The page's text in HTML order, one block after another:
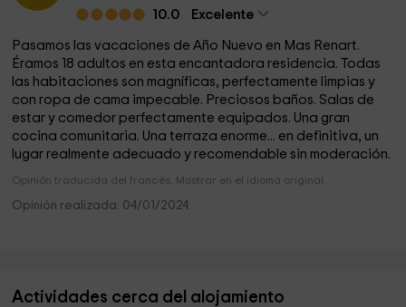
10.0
Excelente
Pasamos las vacaciones de Año Nuevo en Mas Renart.
Éramos 18 adultos en esta encantadora residencia. Todas
las habitaciones son magníficas, perfectamente limpias y
con ropa de cama impecable. Preciosos baños. Salas de
estar y comedor perfectamente equipados. Una gran
cocina comunitaria. Una terraza enorme... en definitiva, un
lugar realmente adecuado y recomendable sin moderación.
Opinión traducida del francés. Mostrar en el idioma original.
Opinión realizada: 04/01/2024
Actividades cerca del alojamiento